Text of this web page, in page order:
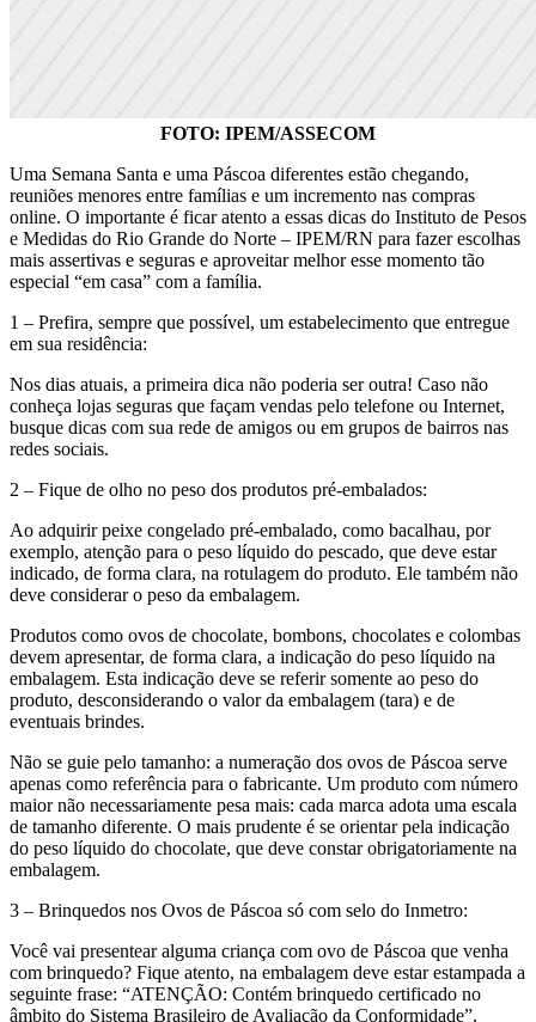
FOTO: IPEM/ASSECOM
Uma Semana Santa e uma Páscoa diferentes estão chegando,
reuniões menores entre famílias e um incremento nas compras
online. O importante é ficar atento a essas dicas do Instituto de Pesos
e Medidas do Rio Grande do Norte – IPEM/RN para fazer escolhas
mais assertivas e seguras e aproveitar melhor esse momento tão
especial “em casa” com a família.
1 – Prefira, sempre que possível, um estabelecimento que entregue
em sua residência:
Nos dias atuais, a primeira dica não poderia ser outra! Caso não
conheça lojas seguras que façam vendas pelo telefone ou Internet,
busque dicas com sua rede de amigos ou em grupos de bairros nas
redes sociais.
2 – Fique de olho no peso dos produtos pré-embalados:
Ao adquirir peixe congelado pré-embalado, como bacalhau, por
exemplo, atenção para o peso líquido do pescado, que deve estar
indicado, de forma clara, na rotulagem do produto. Ele também não
deve considerar o peso da embalagem.
Produtos como ovos de chocolate, bombons, chocolates e colombas
devem apresentar, de forma clara, a indicação do peso líquido na
embalagem. Esta indicação deve se referir somente ao peso do
produto, desconsiderando o valor da embalagem (tara) e de
eventuais brindes.
Não se guie pelo tamanho: a numeração dos ovos de Páscoa serve
apenas como referência para o fabricante. Um produto com número
maior não necessariamente pesa mais: cada marca adota uma escala
de tamanho diferente. O mais prudente é se orientar pela indicação
do peso líquido do chocolate, que deve constar obrigatoriamente na
embalagem.
3 – Brinquedos nos Ovos de Páscoa só com selo do Inmetro:
Você vai presentear alguma criança com ovo de Páscoa que venha
com brinquedo? Fique atento, na embalagem deve estar estampada a
seguinte frase: “ATENÇÃO: Contém brinquedo certificado no
âmbito do Sistema Brasileiro de Avaliação da Conformidade”.